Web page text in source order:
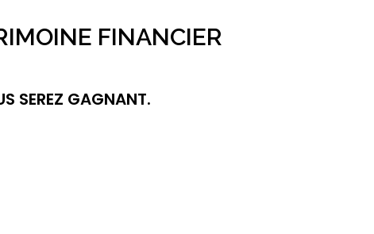
FINANCIER
SEREZ GAGNANT.